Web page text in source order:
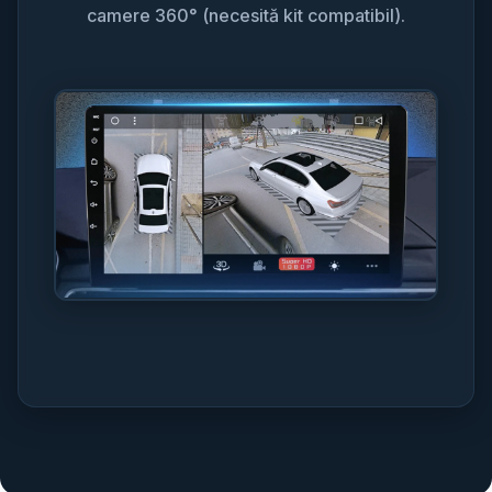
camere 360° (necesită kit compatibil).